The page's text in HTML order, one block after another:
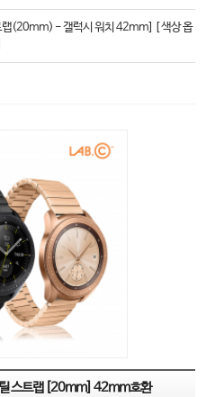
랩(20mm) - 갤럭시 워치 42mm] [ 색상 옵
틸 스트랩 [20mm] 42mm호환